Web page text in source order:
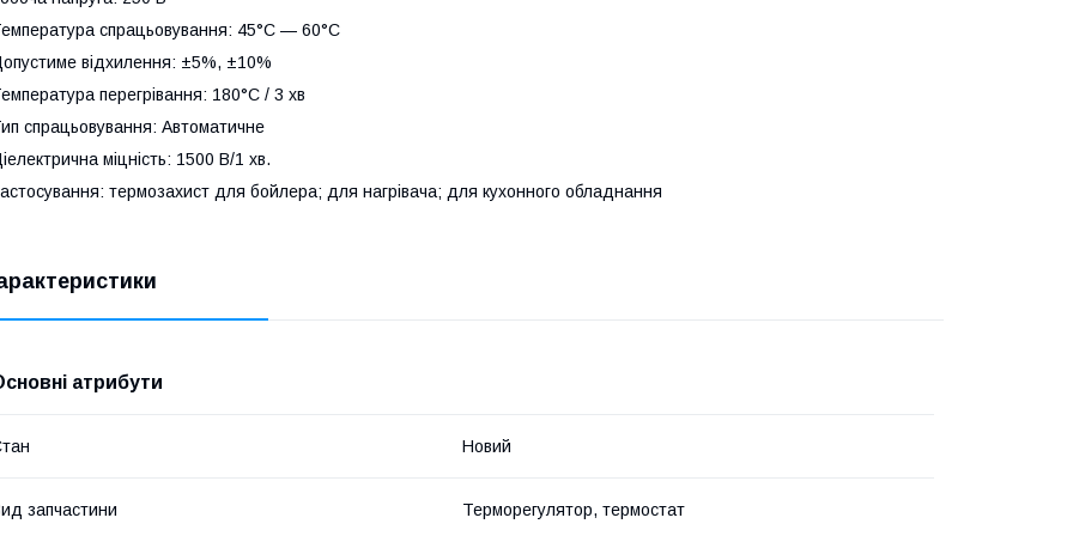
спрацьовування: 45°C — 60°C
відхилення: ±5%, ±10%
перегрівання: 180°C / 3 хв
спрацьовування: Автоматичне
міцність: 1500 В/1 хв.
термозахист для бойлера; для нагрівача; для кухонного обладнання
атрибути
Новий
запчастини Терморегулятор, термостат